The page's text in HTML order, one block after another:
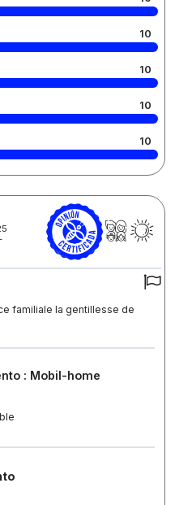
10
10
10
10
familiale la gentillesse de
: Mobil-home